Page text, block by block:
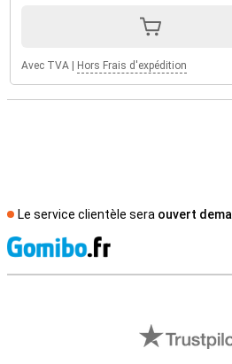
Avec TVA Hors Frais d'expédition
Le service clientèle sera ouvert